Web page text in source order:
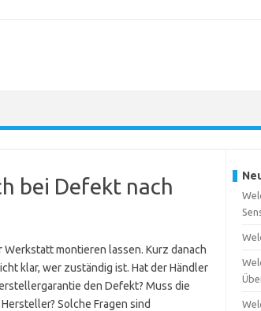
bei Defekt nach
montieren lassen. Kurz danach
klar, wer zuständig ist. Hat der Händler
den Defekt? Muss die
Solche Fragen sind